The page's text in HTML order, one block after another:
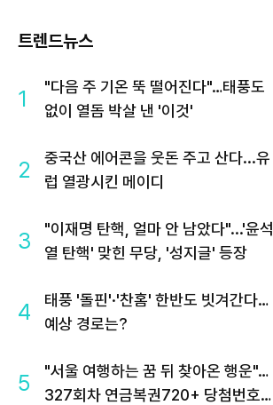
트렌드뉴스
1
"다음 주 기온 뚝 떨어진다"…태풍도
없이 열돔 박살 낸 '이것'
2
중국산 에어콘을 웃돈 주고 산다...유
럽 열광시킨 메이디
3
"이재명 탄핵, 얼마 안 남았다"...'윤석
열 탄핵' 맞힌 무당, '성지글' 등장
4
태풍 '돌핀'·'찬홈' 한반도 빗겨간다…
예상 경로는?
5
"서울 여행하는 꿈 뒤 찾아온 행운"…
327회차 연금복권720+ 당첨번호조